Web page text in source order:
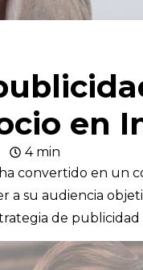
en
4 min
convertido en un
a su audiencia
de publicidad